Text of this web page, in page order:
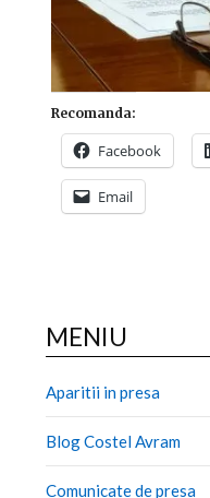
Recomanda:
Facebook
Email
MENIU
Aparitii in presa
Blog Costel Avram
Comunicate de presa